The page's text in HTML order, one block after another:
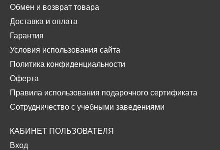
Обмен и возврат товара
Доставка и оплата
Гарантия
Условия использования сайта
Политика конфиденциальности
Оферта
Правила использования подарочного сертификата
Сотрудничество с учебными заведениями
КАБИНЕТ ПОЛЬЗОВАТЕЛЯ
Вход